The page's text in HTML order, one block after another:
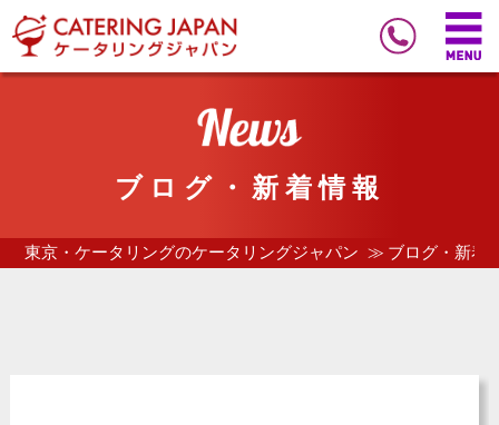
ブログ・新着情報
東京・ケータリングのケータリングジャパン ブログ・新着